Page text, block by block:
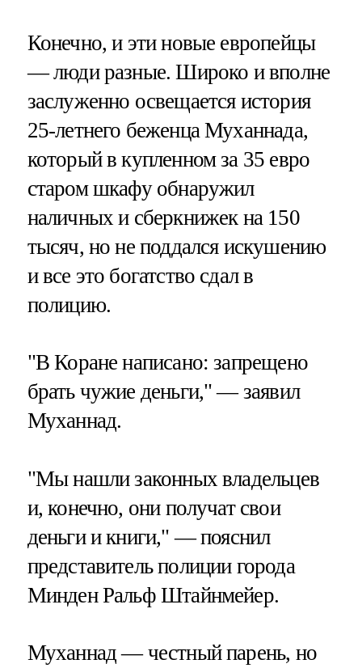
Конечно, и эти новые европейцы
— люди разные. Широко и вполне
заслуженно освещается история
25-летнего беженца Муханнада,
который в купленном за 35 евро
старом шкафу обнаружил
наличных и сберкнижек на 150
тысяч, но не поддался искушению
и все это богатство сдал в
полицию.
"В Коране написано: запрещено
брать чужие деньги," — заявил
Муханнад.
"Мы нашли законных владельцев
и, конечно, они получат свои
деньги и книги," — пояснил
представитель полиции города
Минден Ральф Штайнмейер.
Муханнад — честный парень, но